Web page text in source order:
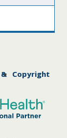
Copyright